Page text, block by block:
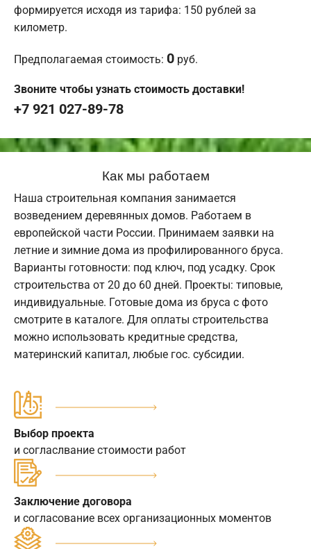
формируется исходя из тарифа: 150 рублей за
километр.
Предполагаемая стоимость: 0 руб.
Звоните чтобы узнать стоимость доставки!
+7 921 027-89-78
Как мы работаем
Наша строительная компания занимается
возведением деревянных домов. Работаем в
европейской части России. Принимаем заявки на
летние и зимние дома из профилированного бруса.
Варианты готовности: под ключ, под усадку. Срок
строительства от 20 до 60 дней. Проекты: типовые,
индивидуальные. Готовые дома из бруса с фото
смотрите в каталоге. Для оплаты строительства
можно использовать кредитные средства,
материнский капитал, любые гос. субсидии.
Выбор проекта
и согласлвание стоимости работ
Заключение договора
и согласование всех организационных моментов